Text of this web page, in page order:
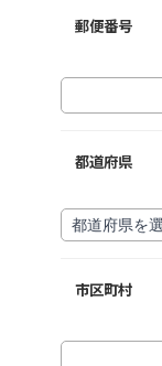
郵便番号
都道府県
市区町村